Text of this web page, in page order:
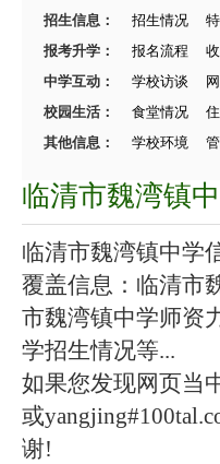
招生信息：
招生情况
报考升学：
报名流程
中学互动：
学校访谈
校园生活：
食堂情况
其他信息：
学校环境
临清市魏湾镇
临清市魏湾镇中学
覆盖信息：临清市
市魏湾镇中学师资
学招生情况等...
如果您发现网页当
或
谢!